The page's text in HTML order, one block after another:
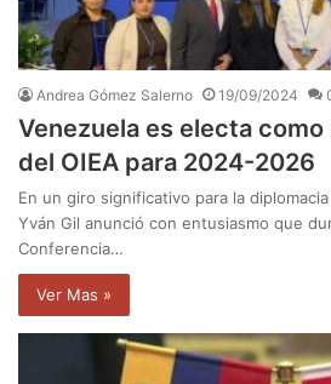
Andrea Gómez Salerno 19/09/2024
Venezuela es electa
del OIEA para 2024-2026
En un giro significativo para la
Yván Gil anunció con entusiasmo que
Conferencia…
Ver Mas »